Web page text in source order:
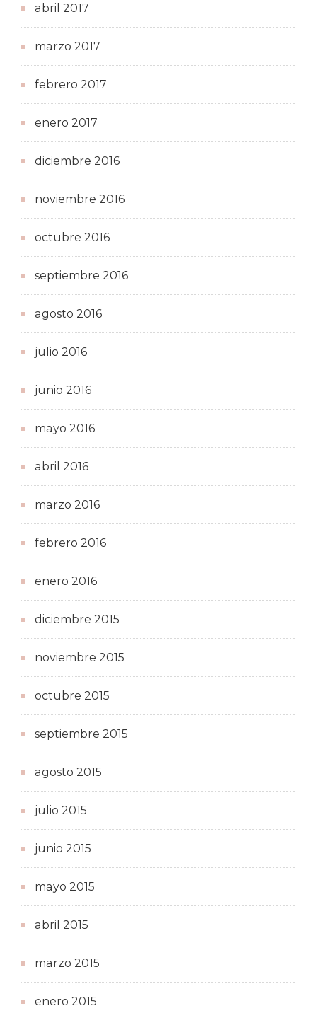
abril 2017
marzo 2017
febrero 2017
enero 2017
diciembre 2016
noviembre 2016
octubre 2016
septiembre 2016
agosto 2016
julio 2016
junio 2016
mayo 2016
abril 2016
marzo 2016
febrero 2016
enero 2016
diciembre 2015
noviembre 2015
octubre 2015
septiembre 2015
agosto 2015
julio 2015
junio 2015
mayo 2015
abril 2015
marzo 2015
enero 2015